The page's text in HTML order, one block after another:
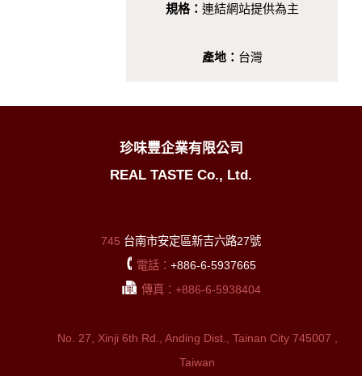
規格： 連結網站提供為主
產地： 台灣
珍味豐企業有限公司
REAL TASTE Co., Ltd.
745 台南市安定區新吉六路27號
電話： +886-6-5937665
傳真：+886-6-5938404
No. 27, Xinji 6th Rd., Anding Dist., Tainan City 745007 ,
Taiwan